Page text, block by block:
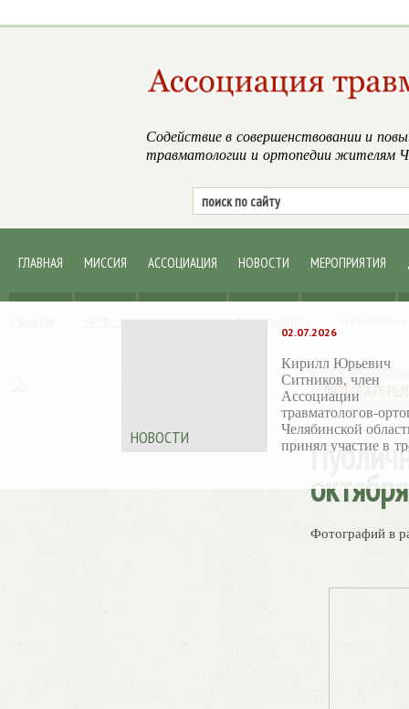
Содействие в совершенствовании и
травматологии и ортопедии жителям
ГЛАВНАЯ МИССИЯ АССОЦИАЦИЯ НОВОСТИ МЕРОПРИЯТИЯ
02.07.2026
Кирилл Юрьевич
Ситников, член
Ассоциации
Челябинской
принял участие в
образовательной
«Артромастер—
Обучающее
KAZAN.
НОВОСТИ
Фото-видео галерея / Фотогалерея
ФОТОГАЛЕРЕЯ
Фотографий в